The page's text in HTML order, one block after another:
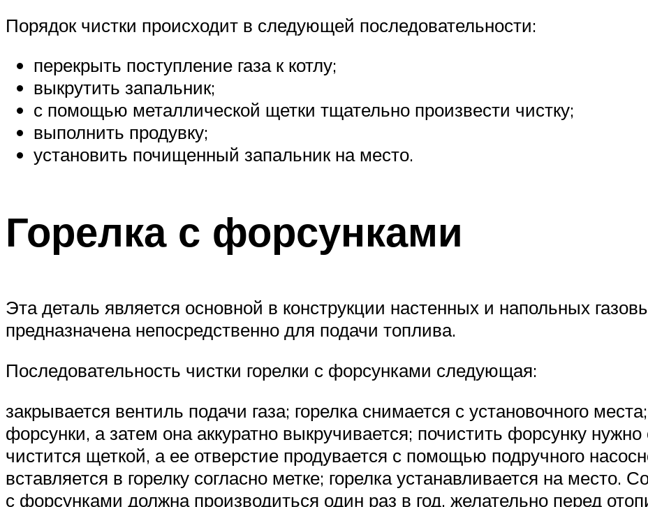
Порядок чистки происходит в следующей последовательности:
перекрыть поступление газа к котлу;
выкрутить запальник;
с помощью металлической щетки тщательно произвести чистку;
выполнить продувку;
установить почищенный запальник на место.
Горелка с форсунками
Эта деталь является основной в конструкции настенных и напольных
предназначена непосредственно для подачи топлива.
Последовательность чистки горелки с форсунками следующая:
закрывается вентиль подачи газа; горелка снимается с установочного
форсунки, а затем она аккуратно выкручивается; почистить форсунку
чистится щеткой, а ее отверстие продувается с помощью подручного
вставляется в горелку согласно метке; горелка устанавливается на место.
с форсунками должна производиться один раз в год, желательно перед